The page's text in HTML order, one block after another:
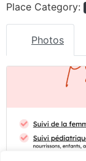
Place Category:
Photos